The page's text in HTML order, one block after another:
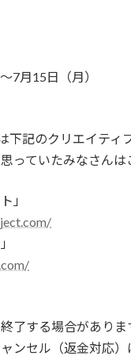
7月15日（月）
下記のクリエイティ
っていたみなさんは
」
了する場合がありま
ンセル（返金対応）